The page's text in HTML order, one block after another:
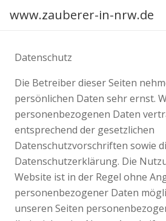
www.zauberer-in-nrw.de
Datenschutz
Die Betreiber dieser Seiten
persönlichen Daten sehr ernst.
personenbezogenen Daten
entsprechend der gesetzlichen
Datenschutzvorschriften sowie
Datenschutzerklärung. Die
Website ist in der Regel ohne
personenbezogener Daten
unseren Seiten